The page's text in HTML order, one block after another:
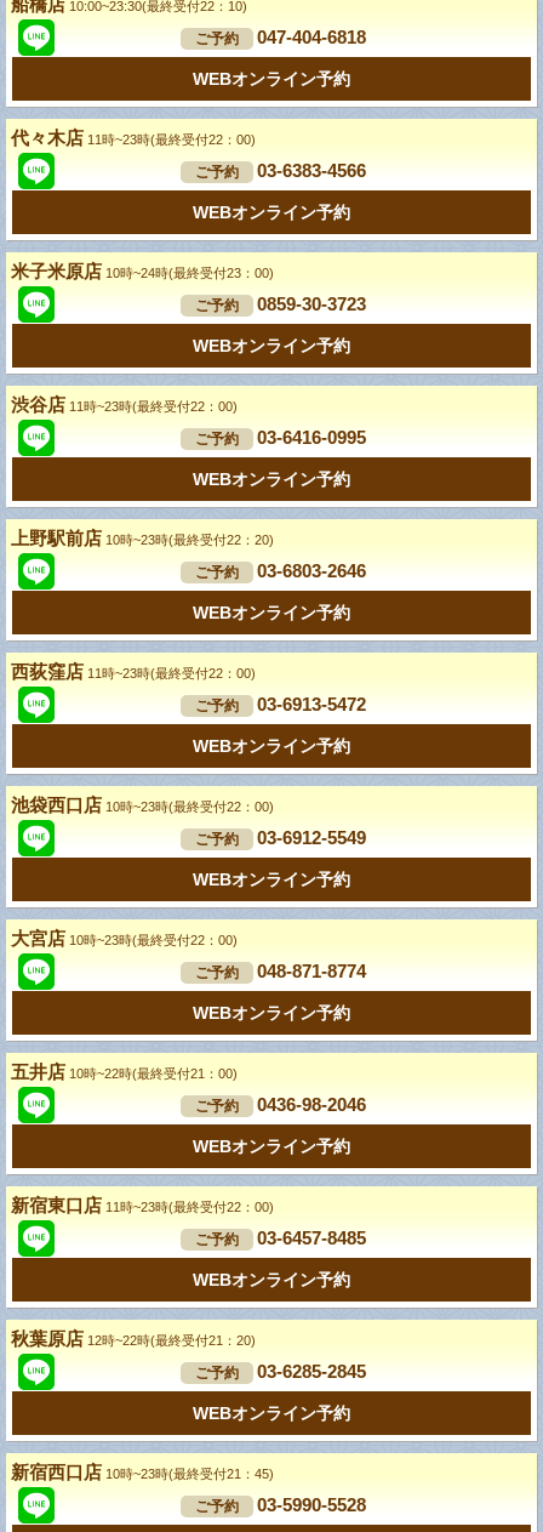
船橋店 10:00~23:30(最終受付22：10)
ご予約 047-404-6818
WEBオンライン予約
代々木店 11時~23時(最終受付22：00)
ご予約 03-6383-4566
WEBオンライン予約
米子米原店 10時~24時(最終受付23：00)
ご予約 0859-30-3723
WEBオンライン予約
渋谷店 11時~23時(最終受付22：00)
ご予約 03-6416-0995
WEBオンライン予約
上野駅前店 10時~23時(最終受付22：20)
ご予約 03-6803-2646
WEBオンライン予約
西荻窪店 11時~23時(最終受付22：00)
ご予約 03-6913-5472
WEBオンライン予約
池袋西口店 10時~23時(最終受付22：00)
ご予約 03-6912-5549
WEBオンライン予約
大宮店 10時~23時(最終受付22：00)
ご予約 048-871-8774
WEBオンライン予約
五井店 10時~22時(最終受付21：00)
ご予約 0436-98-2046
WEBオンライン予約
新宿東口店 11時~23時(最終受付22：00)
ご予約 03-6457-8485
WEBオンライン予約
秋葉原店 12時~22時(最終受付21：20)
ご予約 03-6285-2845
WEBオンライン予約
新宿西口店 10時~23時(最終受付21：45)
ご予約 03-5990-5528